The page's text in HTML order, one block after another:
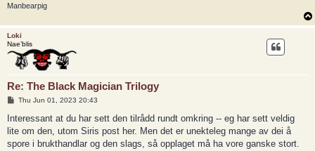
Manbearpig
Loki
Nae’blis
Re: The Black Magician Trilogy
P
s
Thu Jun 01, 2023 20:43
Interessant at du har sett den tilrådd rundt omkring -- eg har sett veldig
lite om den, utom Siris post her. Men det er unekteleg mange av dei å
spore i brukthandlar og den slags, så opplaget må ha vore ganske stort.